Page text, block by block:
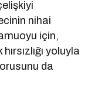
nihai
için,
yoluyla
da